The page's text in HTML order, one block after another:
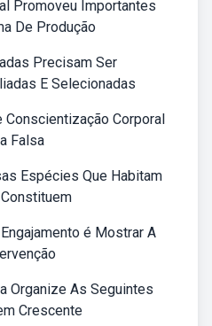
Promoveu Importantes
De Produção
Precisam Ser
E Selecionadas
Conscientização Corporal
Falsa
Espécies Que Habitam
é Mostrar A
Organize As Seguintes
Crescente